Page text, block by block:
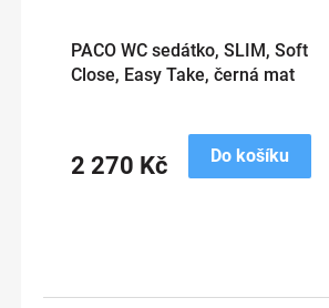
PACO WC sedátko, SLIM, Soft
Close, Easy Take, černá mat
2 270 Kč Do košíku